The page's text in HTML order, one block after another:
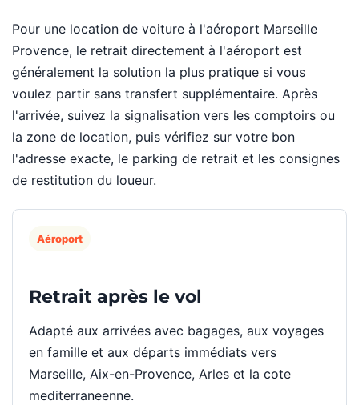
Pour une location de voiture à l'aéroport Marseille
Provence, le retrait directement à l'aéroport est
généralement la solution la plus pratique si vous
voulez partir sans transfert supplémentaire. Après
l'arrivée, suivez la signalisation vers les comptoirs ou
la zone de location, puis vérifiez sur votre bon
l'adresse exacte, le parking de retrait et les consignes
de restitution du loueur.
Aéroport
Retrait après le vol
Adapté aux arrivées avec bagages, aux voyages
en famille et aux départs immédiats vers
Marseille, Aix-en-Provence, Arles et la cote
mediterraneenne.